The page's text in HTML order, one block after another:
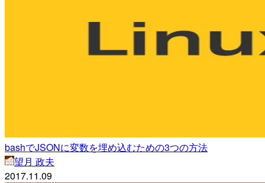
bashでJSONに変数を埋め込むための3つの方法
望月 政夫
2017.11.09